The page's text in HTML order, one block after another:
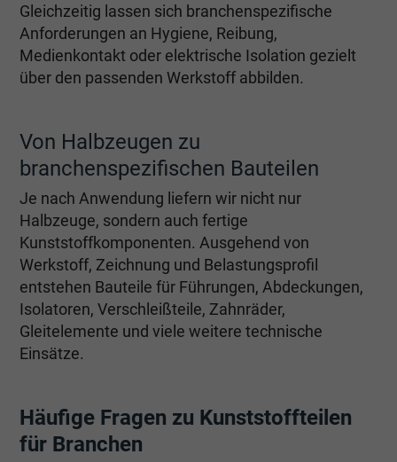
Gleichzeitig lassen sich branchenspezifische
Anforderungen an Hygiene, Reibung,
Medienkontakt oder elektrische Isolation gezielt
über den passenden Werkstoff abbilden.
Von Halbzeugen zu
branchenspezifischen Bauteilen
Je nach Anwendung liefern wir nicht nur
Halbzeuge, sondern auch fertige
Kunststoffkomponenten. Ausgehend von
Werkstoff, Zeichnung und Belastungsprofil
entstehen Bauteile für Führungen, Abdeckungen,
Isolatoren, Verschleißteile, Zahnräder,
Gleitelemente und viele weitere technische
Einsätze.
Häufige Fragen zu Kunststoffteilen
für Branchen